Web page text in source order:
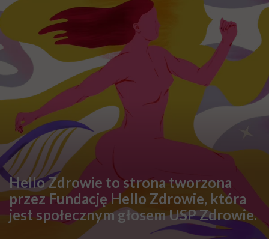
Hello Zdrowie to strona tworzona
przez Fundację Hello Zdrowie, która
jest społecznym głosem USP Zdrowie.